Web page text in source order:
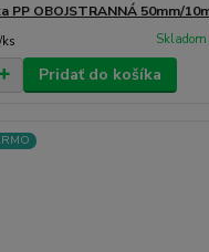
PP OBOJSTRANNÁ 50mm/
ks
Pridať do košíka